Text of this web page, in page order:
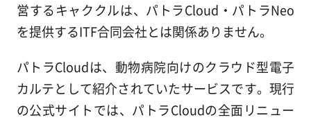
営するキャククルは、パトラCloud・パトラNeo
を提供するITF合同会社とは関係ありません。
パトラCloudは、動物病院向けのクラウド型電子
カルテとして紹介されていたサービスです。現行
の公式サイトでは、パトラCloudの全面リニュー